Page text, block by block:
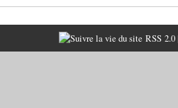
RSS 2.0